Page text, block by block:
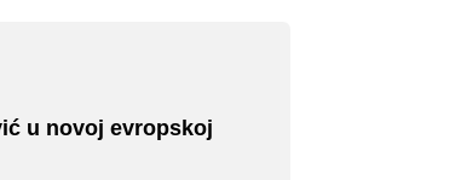
u novoj evropskoj